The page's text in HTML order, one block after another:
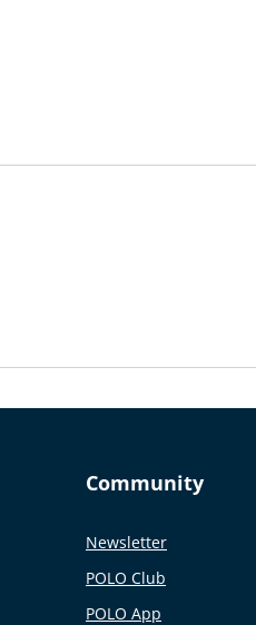
Community
Newsletter
POLO Club
POLO App